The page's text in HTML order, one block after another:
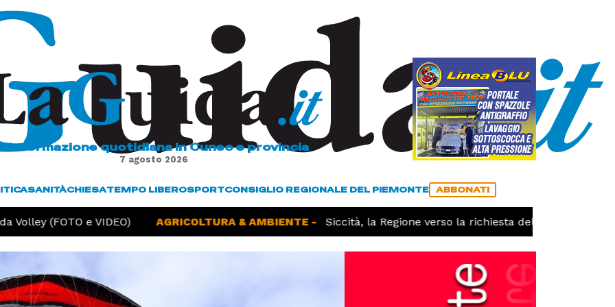
L'informazione quotidiana in Cuneo e provincia
7 agosto 2026
SANITÀCHIESATEMPO LIBEROSPORTCONSIGLIO REGIONALE DEL PIEMONTE ABBONATI
(FOTO e VIDEO) AGRICOLTURA & AMBIENTE - Siccità, la Regione verso la richiesta dello stato di